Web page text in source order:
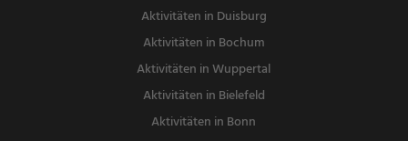
Aktivitäten in Duisburg
Aktivitäten in Bochum
Aktivitäten in Wuppertal
Aktivitäten in Bielefeld
Aktivitäten in Bonn